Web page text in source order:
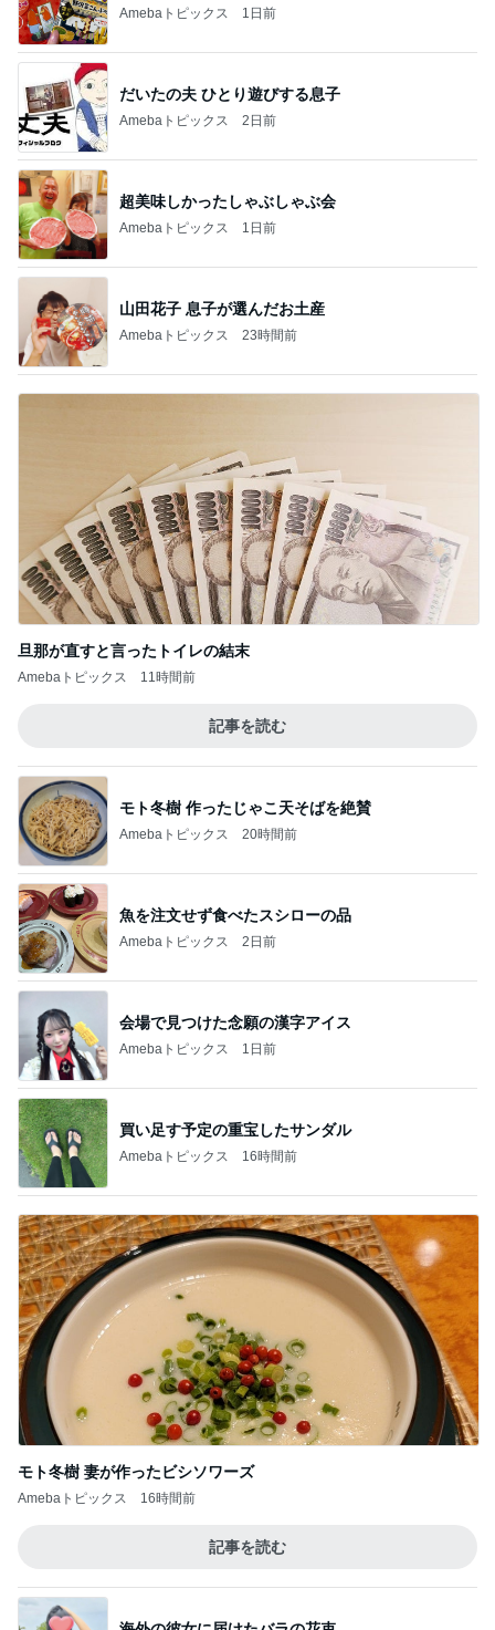
Amebaトピックス 1日前
だいたの夫 ひとり遊びする息子
Amebaトピックス 2日前
超美味しかったしゃぶしゃぶ会
Amebaトピックス 1日前
山田花子 息子が選んだお土産
Amebaトピックス 23時間前
旦那が直すと言ったトイレの結末
Amebaトピックス 11時間前
記事を読む
モト冬樹 作ったじゃこ天そばを絶賛
Amebaトピックス 20時間前
魚を注文せず食べたスシローの品
Amebaトピックス 2日前
会場で見つけた念願の漢字アイス
Amebaトピックス 1日前
買い足す予定の重宝したサンダル
Amebaトピックス 16時間前
モト冬樹 妻が作ったビシソワーズ
Amebaトピックス 16時間前
記事を読む